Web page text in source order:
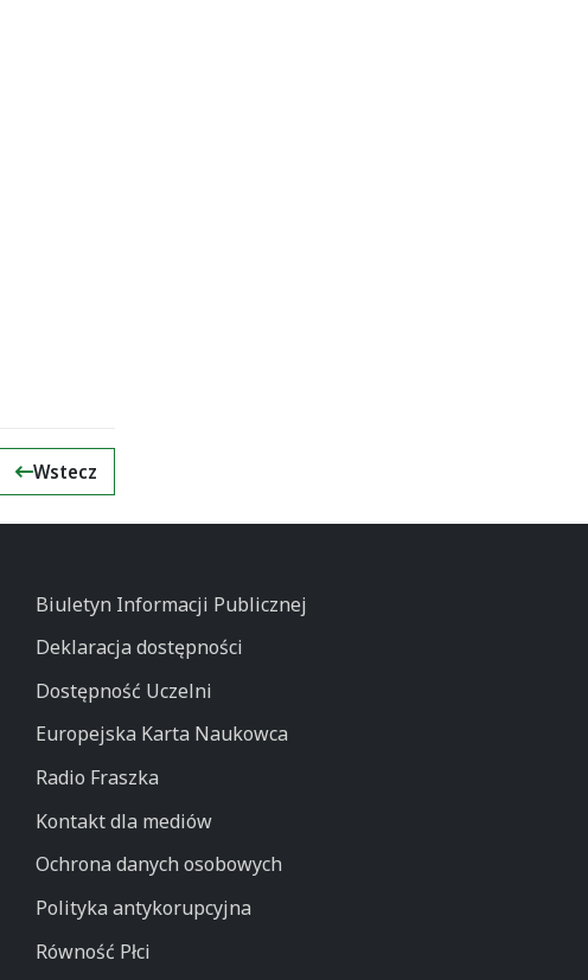
Wstecz
Biuletyn Informacji Publicznej
Deklaracja dostępności
Dostępność Uczelni
Europejska Karta Naukowca
Radio Fraszka
Kontakt dla mediów
Ochrona danych osobowych
Polityka antykorupcyjna
Równość Płci